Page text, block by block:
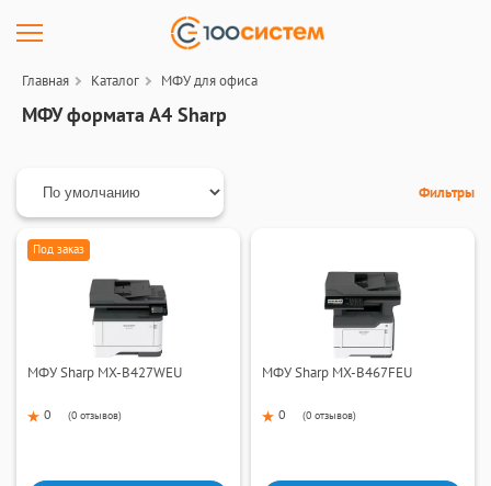
Главная Каталог МФУ для офиса
МФУ формата А4 Sharp
Фильтры
Под заказ
МФУ Sharp MX-B427WEU
0 (0 отзывов)
МФУ Sharp MX-B467FEU
0 (0 отзывов)